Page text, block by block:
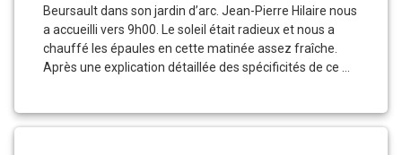
Beursault dans son jardin d’arc. Jean-Pierre Hilaire nous
a accueilli vers 9h00. Le soleil était radieux et nous a
chauffé les épaules en cette matinée assez fraîche.
Après une explication détaillée des spécificités de ce …